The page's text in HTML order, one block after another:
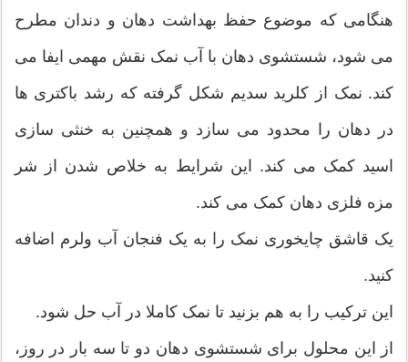
هنگامی که موضوع حفظ بهداشت دهان و دندان مطرح
می شود، شستشوی دهان با آب نمک نقش مهمی ایفا می
کند. نمک از کلرید سدیم شکل گرفته که رشد باکتری ها
در دهان را محدود می سازد و همچنین به خنثی سازی
اسید کمک می کند. این شرایط به خلاص شدن از شر
مزه فلزی دهان کمک می کند.
یک قاشق چایخوری نمک را به یک فنجان آب ولرم اضافه
کنید.
این ترکیب را به هم بزنید تا نمک کاملا در آب حل شود.
از این محلول برای شستشوی دهان دو تا سه بار در روز،